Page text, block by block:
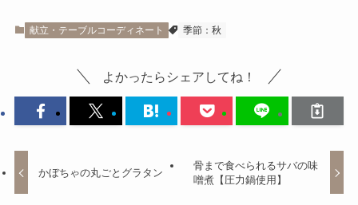
献立・テーブルコーディネート 季節：秋
よかったらシェアしてね！
かぼちゃの丸ごとグラタン
骨まで食べられるサバの味
噌煮【圧力鍋使用】